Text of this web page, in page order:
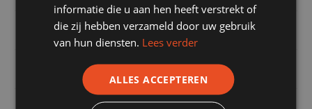
Stroom en gas
Zonnepanelen
informatie die u aan hen heeft verstrekt of
die zij hebben verzameld door uw gebruik
van hun diensten. Lees verder
ALLES ACCEPTEREN